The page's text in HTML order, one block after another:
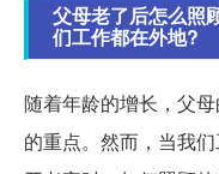
父母老了后怎么照
们工作都在外地?
随着年龄的增长，父
的重点。然而，当我